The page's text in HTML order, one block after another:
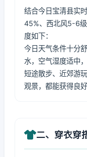
结合今日宝清县实
45%、西北风5-6
度如下：
今日天气条件十分
水，空气湿度适中
短途散步、近郊游
观景，都能获得良好
二、穿衣穿